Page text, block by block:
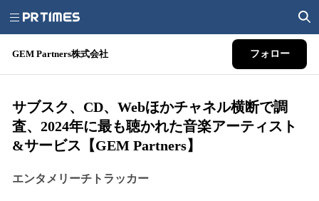
GEM Partners株式会社 フォロー
サブスク、CD、Webほかチャネル横断で調
査、2024年に最も聴かれた音楽アーティスト
&サービス【GEM Partners】
エンタメリーチトラッカー